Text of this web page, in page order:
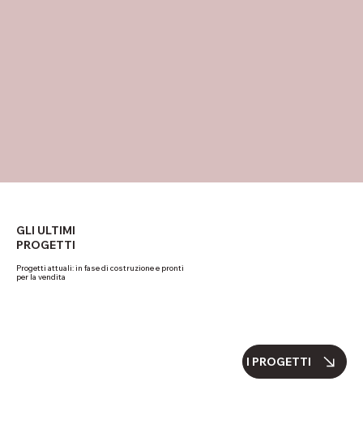
GLI ULTIMI
PROGETTI
Progetti attuali: in fase di costruzione e pronti
per la vendita
I PROGETTI